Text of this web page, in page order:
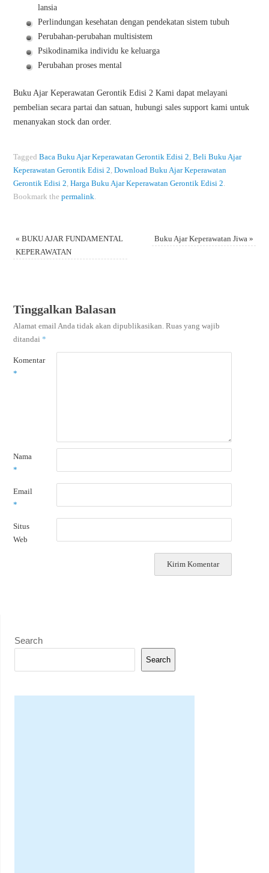
lansia
Perlindungan kesehatan dengan pendekatan sistem tubuh
Perubahan-perubahan multisistem
Psikodinamika individu ke keluarga
Perubahan proses mental
Buku Ajar Keperawatan Gerontik Edisi 2 Kami dapat melayani
pembelian secara partai dan satuan, hubungi sales support kami untuk
menanyakan stock dan order.
Tagged Baca Buku Ajar Keperawatan Gerontik Edisi 2 Beli Buku Ajar
Keperawatan Gerontik Edisi 2 Download Buku Ajar Keperawatan
Gerontik Edisi 2 Harga Buku Ajar Keperawatan Gerontik Edisi 2
Bookmark the permalink
« BUKU AJAR FUNDAMENTAL
KEPERAWATAN
Buku Ajar Keperawatan Jiwa»
Tinggalkan Balasan
Alamat email Anda tidak akan dipublikasikan. Ruas yang wajib
ditandai *
Komentar
*
Nama
*
Email
*
Situs
Web
Search
Search